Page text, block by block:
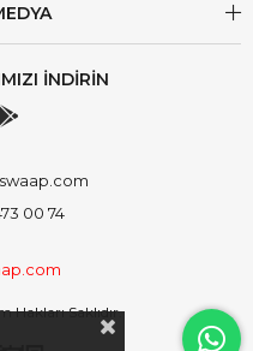
İNDİRİN
00 74
Saklıdır.